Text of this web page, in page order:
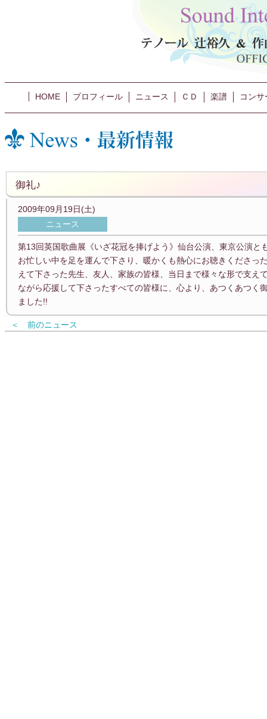
HOME プロフィール ニュース ＣＤ 楽譜 コン
御礼♪
2009年09月19日(土)
ニュース
第13回英国歌曲展《いざ花冠を捧げよう》仙台公演、東京公演と
お忙しい中を足を運んで下さり、暖かくも熱心にお聴きくださっ
えて下さった先生、友人、家族の皆様、当日まで様々な形で支え
ながら応援して下さったすべての皆様に、心より、あつくあつく
ました!!
＜ 前のニュース